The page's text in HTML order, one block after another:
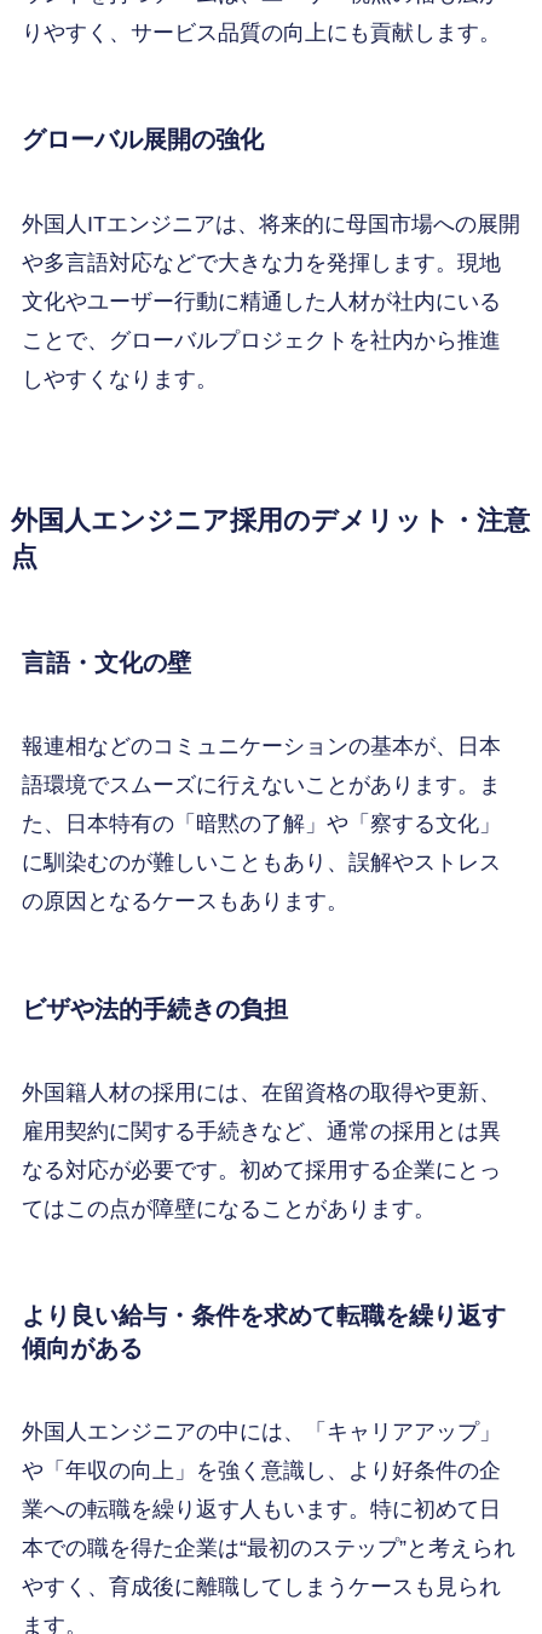
りやすく、サービス品質の向上にも貢献します。
グローバル展開の強化
外国人ITエンジニアは、将来的に母国市場への展開
や多言語対応などで大きな力を発揮します。現地
文化やユーザー行動に精通した人材が社内にいる
ことで、グローバルプロジェクトを社内から推進
しやすくなります。
外国人エンジニア採用のデメリット・注意
点
言語・文化の壁
報連相などのコミュニケーションの基本が、日本
語環境でスムーズに行えないことがあります。ま
た、日本特有の「暗黙の了解」や「察する文化」
に馴染むのが難しいこともあり、誤解やストレス
の原因となるケースもあります。
ビザや法的手続きの負担
外国籍人材の採用には、在留資格の取得や更新、
雇用契約に関する手続きなど、通常の採用とは異
なる対応が必要です。初めて採用する企業にとっ
てはこの点が障壁になることがあります。
より良い給与・条件を求めて転職を繰り返す
傾向がある
外国人エンジニアの中には、「キャリアアップ」
や「年収の向上」を強く意識し、より好条件の企
業への転職を繰り返す人もいます。特に初めて日
本での職を得た企業は“最初のステップ”と考えられ
やすく、育成後に離職してしまうケースも見られ
ます。